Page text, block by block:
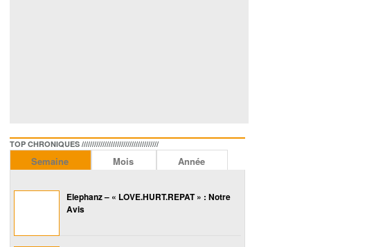
TOP CHRONIQUES /////////////////////////////////////
Semaine Mois Année
Elephanz – « LOVE.HURT.REPAT » : Notre
Avis